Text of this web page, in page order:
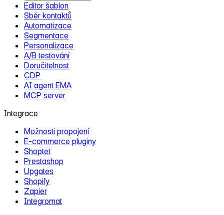
Editor šablon
Sběr kontaktů
Automatizace
Segmentace
Personalizace
A/B testování
Doručitelnost
CDP
AI agent EMA
MCP server
Integrace
Možnosti propojení
E‑commerce pluginy
Shoptet
Prestashop
Upgates
Shopify
Zapier
Integromat